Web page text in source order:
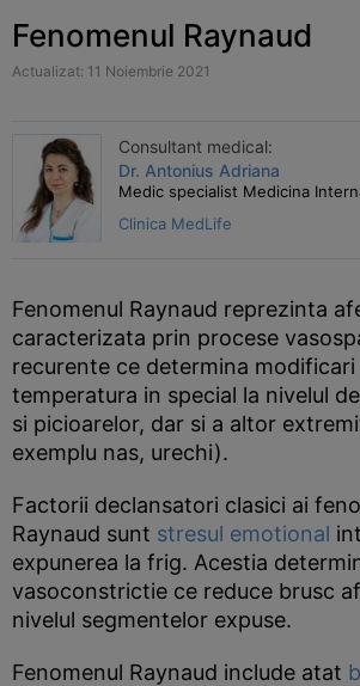
Fenomenul Raynaud
Actualizat: 11 Noiembrie 2021
Consultant medical:
Dr. Antonius Adriana
Medic specialist Medicina
Clinica MedLife
Fenomenul Raynaud reprezinta
caracterizata prin procese
recurente ce determina modificari
temperatura in special la nivelul
si picioarelor, dar si a altor
exemplu nas, urechi).
Factorii declansatori clasici ai
Raynaud sunt stresul emotional
expunerea la frig. Acestia
vasoconstrictie ce reduce brusc
nivelul segmentelor expuse.
Fenomenul Raynaud include atat